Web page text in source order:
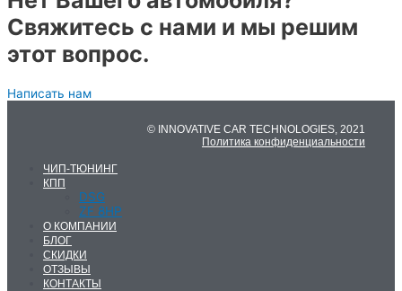
Свяжитесь с нами и мы решим
этот вопрос.
Написать нам
© INNOVATIVE CAR TECHNOLOGIES, 2021
Политика конфиденциальности
ЧИП-ТЮНИНГ
КПП
DSG
ZF 8HP
О КОМПАНИИ
БЛОГ
СКИДКИ
ОТЗЫВЫ
КОНТАКТЫ